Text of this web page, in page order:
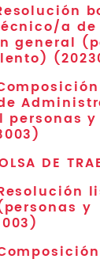
a de
general
y
DE
y